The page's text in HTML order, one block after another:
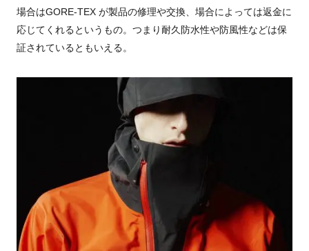
場合はGORE-TEX が製品の修理や交換、場合によっては返金に
応じてくれるというもの。つまり耐久防水性や防風性などは保
証されているともいえる。